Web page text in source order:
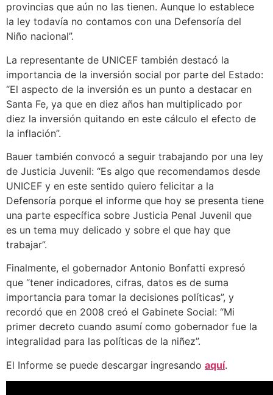
provincias que aún no las tienen. Aunque lo establece
la ley todavía no contamos con una Defensoría del
Niño nacional”.
La representante de UNICEF también destacó la
importancia de la inversión social por parte del Estado:
“El aspecto de la inversión es un punto a destacar en
Santa Fe, ya que en diez años han multiplicado por
diez la inversión quitando en este cálculo el efecto de
la inflación”.
Bauer también convocó a seguir trabajando por una ley
de Justicia Juvenil: “Es algo que recomendamos desde
UNICEF y en este sentido quiero felicitar a la
Defensoría porque el informe que hoy se presenta tiene
una parte específica sobre Justicia Penal Juvenil que
es un tema muy delicado y sobre el que hay que
trabajar”.
Finalmente, el gobernador Antonio Bonfatti expresó
que “tener indicadores, cifras, datos es de suma
importancia para tomar la decisiones políticas”, y
recordó que en 2008 creó el Gabinete Social: “Mi
primer decreto cuando asumí como gobernador fue la
integralidad para las políticas de la niñez”.
El Informe se puede descargar ingresando aquí.